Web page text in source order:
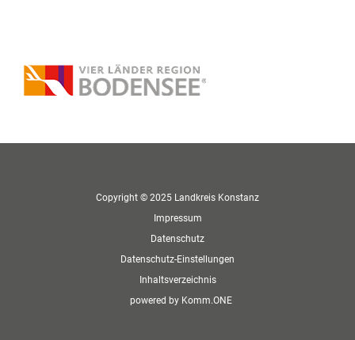
Copyright © 2025 Landkreis Konstanz
Impressum
Datenschutz
Datenschutz-Einstellungen
Inhaltsverzeichnis
powered by Komm.ONE